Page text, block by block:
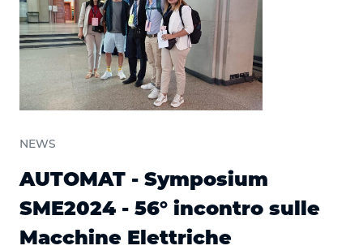
NEWS
AUTOMAT - Symposium
SME2024 - 56° incontro sulle
Macchine Elettriche